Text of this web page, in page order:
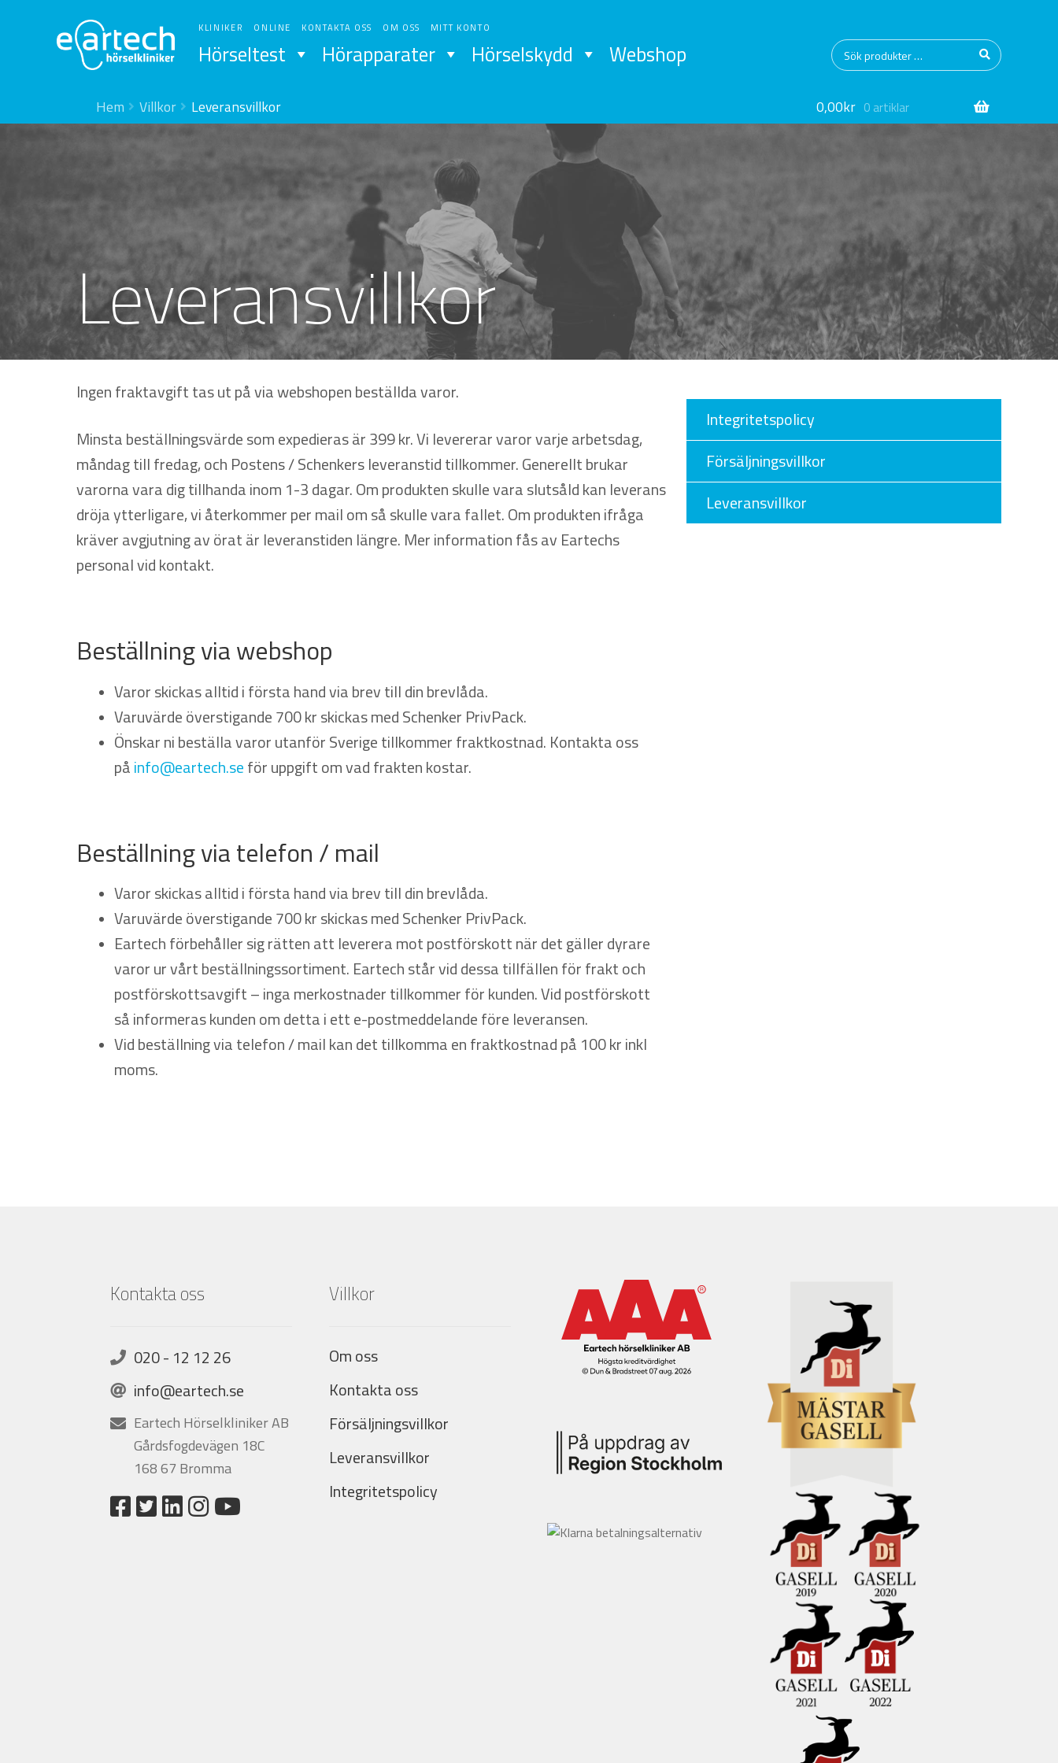
till
navigering
till
innehåll
KLINIKER ONLINE KONTAKTA OSS OM OSS MITT KONTO
Sök
efter:
Sök
Hörseltest Hörapparater Hörselskydd Webshop
0,00kr 0 artiklar
Hem Villkor Leveransvillkor
Leveransvillkor
Ingen fraktavgift tas ut på via webshopen beställda varor.
Minsta beställningsvärde som expedieras är 399 kr. Vi levererar varor varje arbetsdag,
måndag till fredag, och Postens / Schenkers leveranstid tillkommer. Generellt brukar
varorna vara dig tillhanda inom 1-3 dagar. Om produkten skulle vara slutsåld kan leverans
dröja ytterligare, vi återkommer per mail om så skulle vara fallet. Om produkten ifråga
kräver avgjutning av örat är leveranstiden längre. Mer information fås av Eartechs
personal vid kontakt.
Beställning via webshop
Varor skickas alltid i första hand via brev till din brevlåda.
Varuvärde överstigande 700 kr skickas med Schenker PrivPack.
Önskar ni beställa varor utanför Sverige tillkommer fraktkostnad. Kontakta oss
påinfo@eartech.seför uppgift om vad frakten kostar.
Beställning via telefon / mail
Varor skickas alltid i första hand via brev till din brevlåda.
Varuvärde överstigande 700 kr skickas med Schenker PrivPack.
Eartech förbehåller sig rätten att leverera mot postförskott när det gäller dyrare
varor ur vårt beställningssortiment. Eartech står vid dessa tillfällen för frakt och
postförskottsavgift – inga merkostnader tillkommer för kunden. Vid postförskott
så informeras kunden om detta i ett e-postmeddelande före leveransen.
Vid beställning via telefon / mail kan det tillkomma en fraktkostnad på 100 kr inkl
moms.
Integritetspolicy
Försäljningsvillkor
Leveransvillkor
Kontakta oss
020 - 12 12 26
info@eartech.se
Eartech Hörselkliniker AB
Gårdsfogdevägen 18C
168 67 Bromma
Villkor
Om oss
Kontakta oss
Försäljningsvillkor
Leveransvillkor
Integritetspolicy